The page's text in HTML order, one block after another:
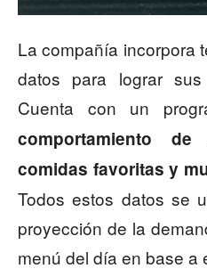
La compañía incorpora
datos para lograr
Cuenta con un
comportamiento
comidas favoritas y
Todos estos datos se
proyección de la
menú del día en base a